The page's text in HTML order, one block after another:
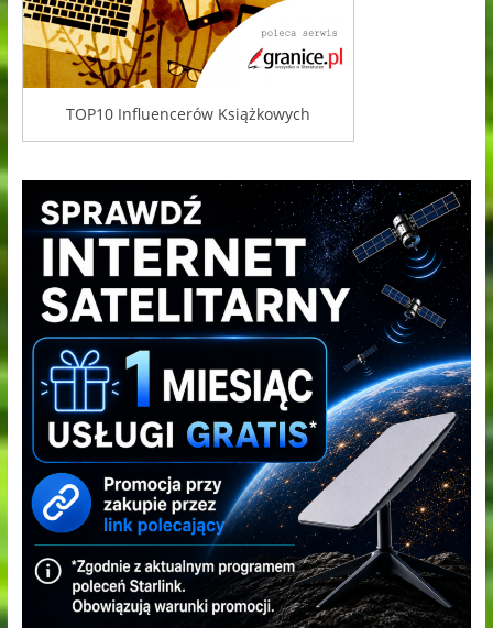
TOP10 Influencerów Książkowych